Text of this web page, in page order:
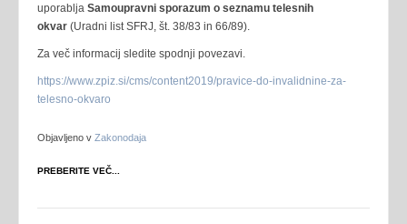
uporablja Samoupravni sporazum o seznamu telesnih
okvar (Uradni list SFRJ, št. 38/83 in 66/89).
Za več informacij sledite spodnji povezavi.
https://www.zpiz.si/cms/content2019/pravice-do-invalidnine-za-
telesno-okvaro
Objavljeno v Zakonodaja
PREBERITE VEČ...